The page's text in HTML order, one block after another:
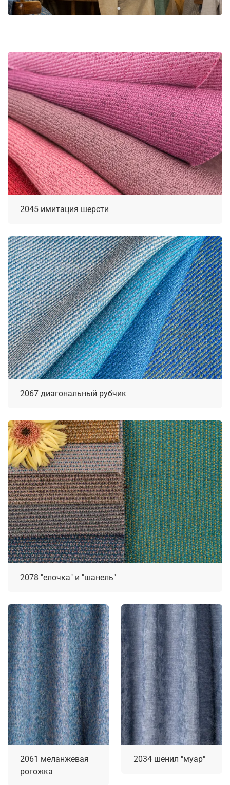
2045 имитация шерсти
2067 диагональный рубчик
2078 "елочка" и "шанель"
2061 меланжевая
рогожка
2034 шенил "муар"